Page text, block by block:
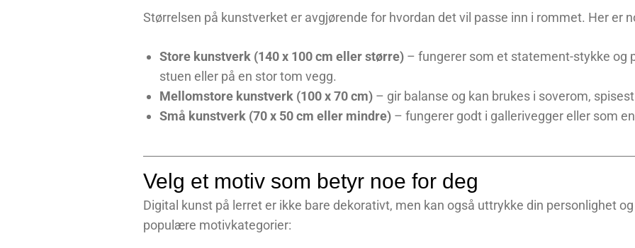
Størrelsen på kunstverket er avgjørende for hvordan det vil passe inn i rommet. Her er
Store kunstverk (140 x 100 cm eller større) – fungerer som et statement-stykke og
stuen eller på en stor tom vegg.
Mellomstore kunstverk (100 x 70 cm) – gir balanse og kan brukes i soverom,
Små kunstverk (70 x 50 cm eller mindre) – fungerer godt i gallerivegger eller som
Velg et motiv som betyr noe for deg
Digital kunst på lerret er ikke bare dekorativt, men kan også uttrykke din personlighet
populære motivkategorier: